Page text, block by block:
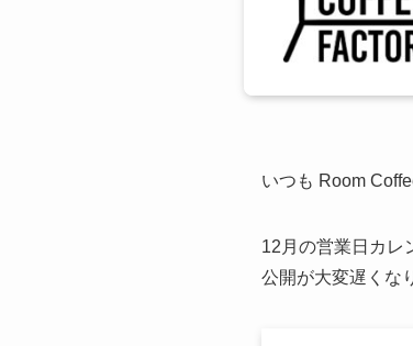
いつも Room
12月の営業日カレ
公開が大変遅くな